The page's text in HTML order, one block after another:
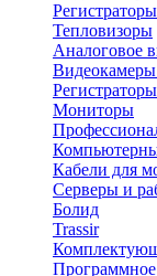
Тепловизоры
Аналоговое
Мониторы
Кабели для
Серверы и
Болид
Trassir
Программное